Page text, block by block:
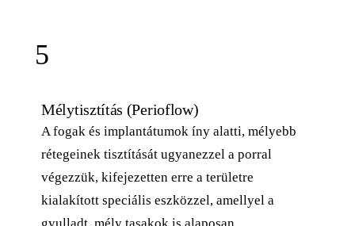
5
Mélytisztítás (Perioflow)
A fogak és implantátumok íny alatti, mélyebb
rétegeinek tisztítását ugyanezzel a porral
végezzük, kifejezetten erre a területre
kialakított speciális eszközzel, amellyel a
gyulladt, mély tasakok is alaposan